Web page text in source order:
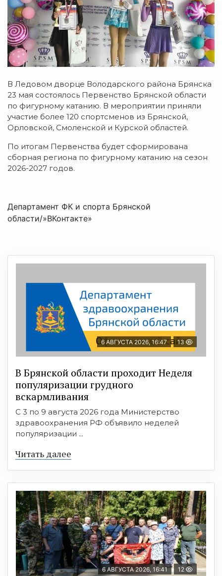
В Ледовом дворце Володарского района Брянска
23 мая состоялось Первенство Брянской области
по фигурному катанию. В мероприятии приняли
участие более 120 спортсменов из Брянской,
Орловской, Смоленской и Курской областей.
По итогам Первенства будет сформирована
сборная региона по фигурному катанию на сезон
2026-2027 годов.
Департамент ФК и спорта Брянской
области/»ВКонтакте»
6 АВГУСТА 2026, 16:47 13
В Брянской области проходит Неделя
популяризации грудного
вскармливания
С 3 по 9 августа 2026 года Министерство
здравоохранения РФ объявило неделей
популяризации ...
Читать далее
6 АВГУСТА 2026, 16:41 12